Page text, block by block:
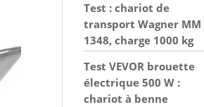
Test : chariot de
transport Wagner MM
1348, charge 1000 kg
Test VEVOR brouette
électrique 500 W :
chariot à benne